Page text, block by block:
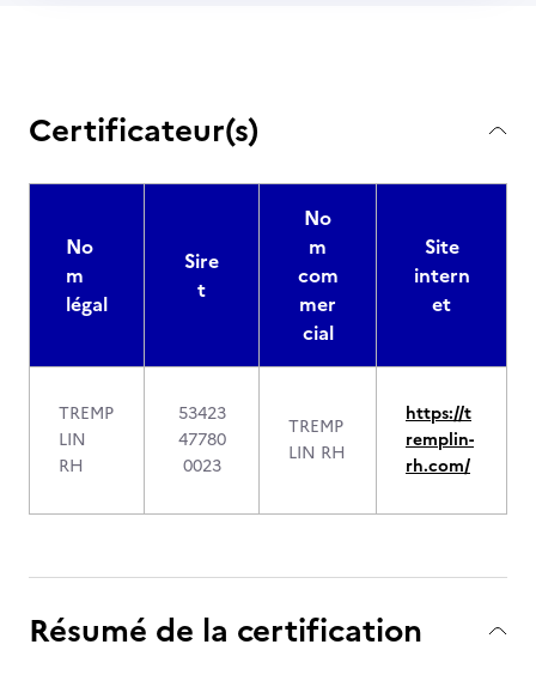
Certificateur(s)
No
m
légal
Sire
t
No
m
com
mer
cial
Site
intern
et
TREMP
LIN
RH
53423
47780
0023
TREMP
LIN RH
https://t
remplin-
rh.com/
Résumé de la certification